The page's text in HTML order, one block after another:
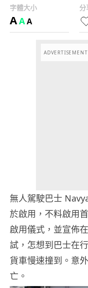
字體大小
AAA
分
ADVERTISEMENT
無人駕駛巴士
於啟用，不料啟用
啟用儀式，並宣佈
試，怎想到巴士在
貨車慢速撞到。意
亡。